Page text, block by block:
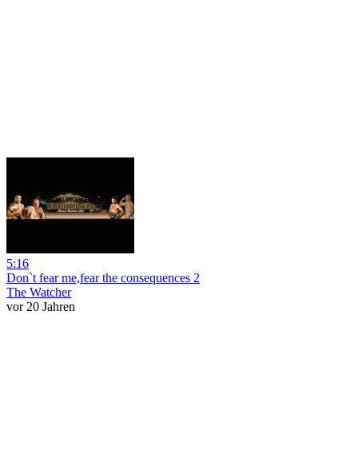
5:16
Don`t fear me,fear the consequences 2
The Watcher
vor 20 Jahren